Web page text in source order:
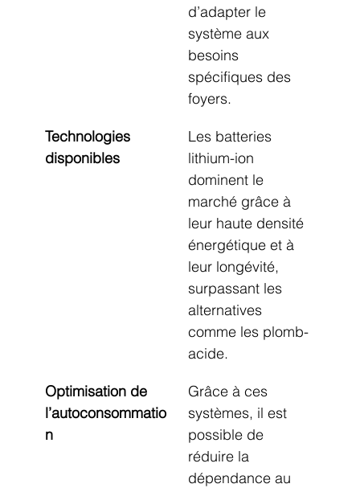
d’adapter le
système aux
besoins
spécifiques des
foyers.
Technologies
disponibles
Les batteries
lithium-ion
dominent le
marché grâce à
leur haute densité
énergétique et à
leur longévité,
surpassant les
alternatives
comme les plomb-
acide.
Optimisation de
l’autoconsommatio
n
Grâce à ces
systèmes, il est
possible de
réduire la
dépendance au